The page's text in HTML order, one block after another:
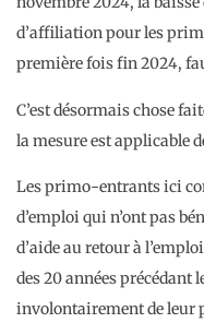
d’affiliation pour les
première fois fin 2024,
C’est désormais chose
la mesure est applicable
Les primo-entrants ici
d’emploi qui n’ont pas
d’aide au retour à
des 20 années
involontairement de leur